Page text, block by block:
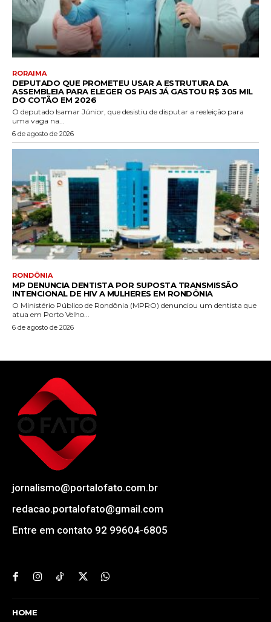
RORAIMA
DEPUTADO QUE PROMETEU USAR A ESTRUTURA DA
ASSEMBLEIA PARA ELEGER OS PAIS JÁ GASTOU R$ 305 MIL
DO COTÃO EM 2026
O deputado Isamar Júnior, que desistiu de disputar a reeleição para
uma vaga na...
6 de agosto de 2026
RONDÔNIA
MP DENUNCIA DENTISTA POR SUPOSTA TRANSMISSÃO
INTENCIONAL DE HIV A MULHERES EM RONDÔNIA
O Ministério Público de Rondônia (MPRO) denunciou um dentista que
atua em Porto Velho...
6 de agosto de 2026
jornalismo@portalofato.com.br
redacao.portalofato@gmail.com
Entre em contato 92 99604-6805
HOME